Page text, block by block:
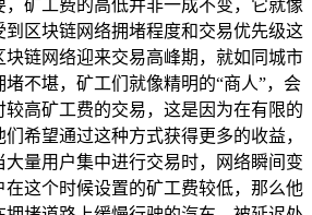
矿工费的高低并非一成不变，它就像
到区块链网络拥堵程度和交易优先级这
块链网络迎来交易高峰期，就如同城市
不堪，矿工们就像精明的“商人”，会
高矿工费的交易，这是因为在有限的
希望通过这种方式获得更多的收益，
量用户集中进行交易时，网络瞬间变
这个时候设置的矿工费较低，那么他